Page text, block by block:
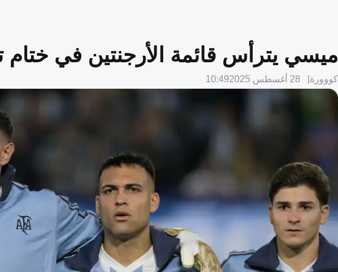
ميسي يترأس قائمة الأرجنتين في ختام
كووورة 28 أغسطس 2025 10:49